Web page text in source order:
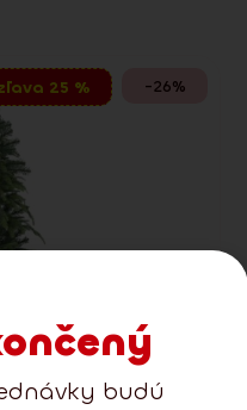
-26%
25 %
budú